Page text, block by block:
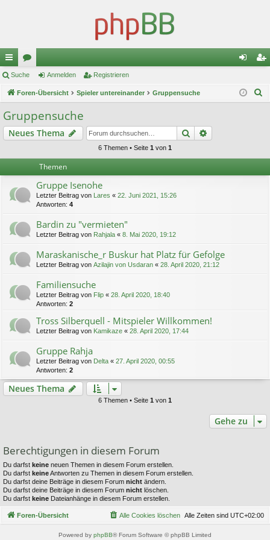
ch
ne
llz
ug
or
en m ist
Suche Anmelden Registrieren
Foren-Übersicht Spieler untereinander Gruppensuche
Gruppensuche
Neues Thema Suche
6 Themen • Seite 1 von 1
Themen
Gruppe Isenohe
Letzter Beitrag von Lares « 22. Juni 2021, 15:26
Antworten: 4
Bardin zu "vermieten"
Letzter Beitrag von Rahjala « 8. Mai 2020, 19:12
Maraskanische_r Buskur hat Platz für Gefolge
Letzter Beitrag von Azilajin von Usdaran « 28. April 2020, 21:12
Familiensuche
Letzter Beitrag von Flip « 28. April 2020, 18:40
Antworten: 2
Tross Silberquell - Mitspieler Willkommen!
Letzter Beitrag von Kamikaze « 28. April 2020, 17:44
Gruppe Rahja
Letzter Beitrag von Delta « 27. April 2020, 00:55
Antworten: 2
Neues Thema
6 Themen • Seite 1 von 1
Gehe zu
Berechtigungen in diesem Forum
Du darfst keine neuen Themen in diesem Forum erstellen.
Du darfst keineAntworten zu Themen in diesem Forum erstellen.
Du darfst deine Beiträge in diesem Forum nicht ändern.
Du darfst deine Beiträge in diesem Forum nicht löschen.
Du darfst keine Dateianhänge in diesem Forum erstellen.
Foren-Übersicht Alle Zeiten sind UTC+02:00
Alle Cookies löschen
Powered by phpBB® Forum Software © phpBB Limited